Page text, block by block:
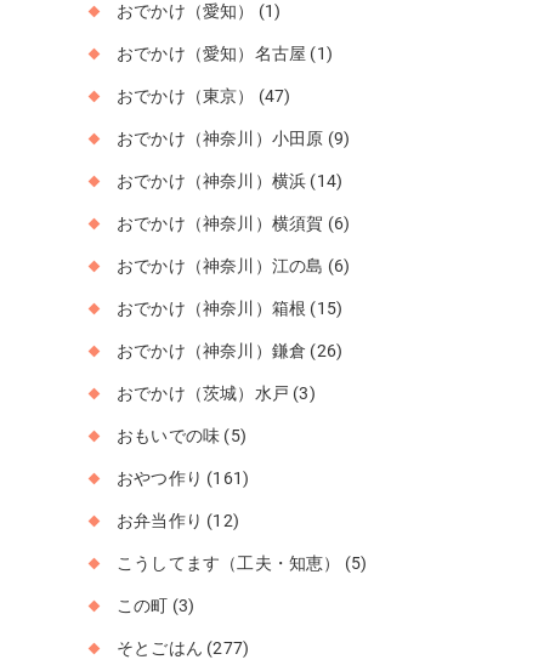
おでかけ（愛知） (1)
おでかけ（愛知）名古屋 (1)
おでかけ（東京） (47)
おでかけ（神奈川）小田原 (9)
おでかけ（神奈川）横浜 (14)
おでかけ（神奈川）横須賀 (6)
おでかけ（神奈川）江の島 (6)
おでかけ（神奈川）箱根 (15)
おでかけ（神奈川）鎌倉 (26)
おでかけ（茨城）水戸 (3)
おもいでの味 (5)
おやつ作り (161)
お弁当作り (12)
こうしてます（工夫・知恵） (5)
この町 (3)
そとごはん (277)